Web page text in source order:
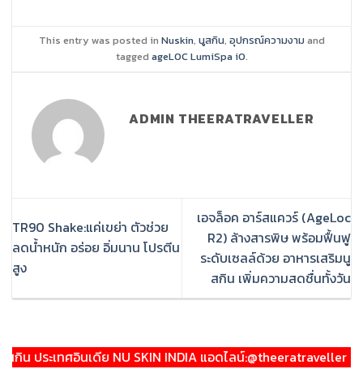
This entry was posted in Nuskin, นูสกิน, อุปกรณ์ความงาม and
tagged ageLOC LumiSpa iO.
ADMIN THEERATRAVELLER
TR90 Shake:แค่เขย่า ตัวช่วย
ลดน้ำหนัก อร่อย อิ่มนาน โปรตีน
สูง
เอจล็อค อาร์สแควร์ (AgeLoc
R2) ล้างสารพิษ พร้อมฟื้นฟู
ระดับเซลล์ด้วย อาหารเสริมนู
สกิน เพิ่มความสดชื่นทั้งวัน
นเดีย NU SKIN INDIA แอดไลน์:@theeratraveller